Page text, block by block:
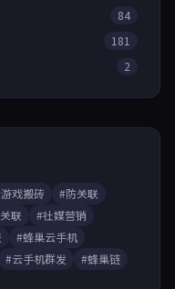
84
181
2
戏搬砖
#防关联
联
#社媒营销
#蜂巢云手机
#云手机群发
#蜂巢链